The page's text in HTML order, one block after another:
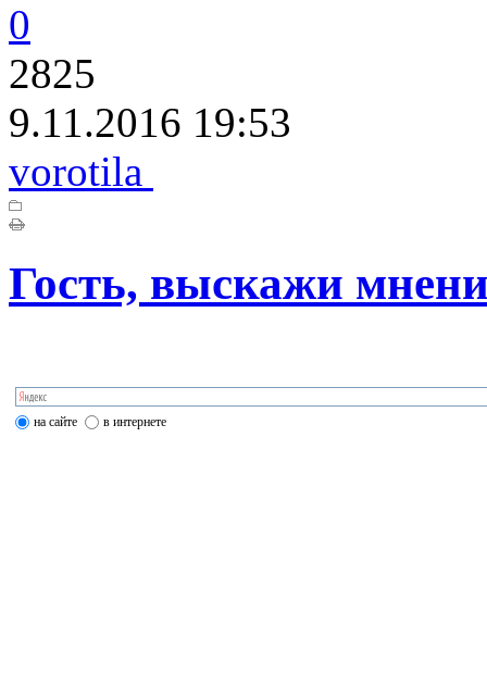
0
2825
9.11.2016 19:53
vorotila
Гость, выскажи
на сайте в интернете